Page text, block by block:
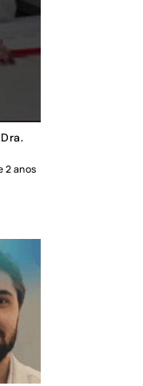
2 anos